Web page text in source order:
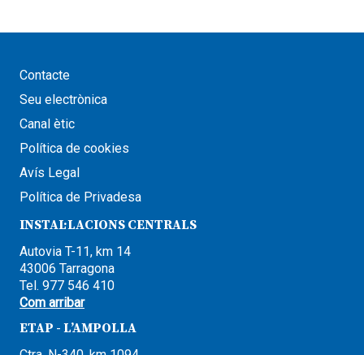
Contacte
Seu electrònica
Canal ètic
Política de cookies
Avís Legal
Política de Privadesa
INSTAL·LACIONS CENTRALS
Autovia T-11, km 14
43006 Tarragona
Tel. 977 546 410
Com arribar
ETAP - L’AMPOLLA